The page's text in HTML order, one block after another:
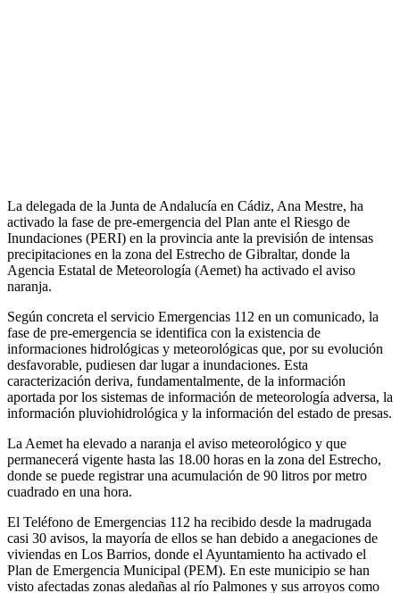
La delegada de la Junta de Andalucía en Cádiz, Ana Mestre, ha
activado la fase de pre-emergencia del Plan ante el Riesgo de
Inundaciones (PERI) en la provincia ante la previsión de intensas
precipitaciones en la zona del Estrecho de Gibraltar, donde la
Agencia Estatal de Meteorología (Aemet) ha activado el aviso
naranja.
Según concreta el servicio Emergencias 112 en un comunicado, la
fase de pre-emergencia se identifica con la existencia de
informaciones hidrológicas y meteorológicas que, por su evolución
desfavorable, pudiesen dar lugar a inundaciones. Esta
caracterización deriva, fundamentalmente, de la información
aportada por los sistemas de información de meteorología adversa, la
información pluviohidrológica y la información del estado de presas.
La Aemet ha elevado a naranja el aviso meteorológico y que
permanecerá vigente hasta las 18.00 horas en la zona del Estrecho,
donde se puede registrar una acumulación de 90 litros por metro
cuadrado en una hora.
El Teléfono de Emergencias 112 ha recibido desde la madrugada
casi 30 avisos, la mayoría de ellos se han debido a anegaciones de
viviendas en Los Barrios, donde el Ayuntamiento ha activado el
Plan de Emergencia Municipal (PEM). En este municipio se han
visto afectadas zonas aledañas al río Palmones y sus arroyos como